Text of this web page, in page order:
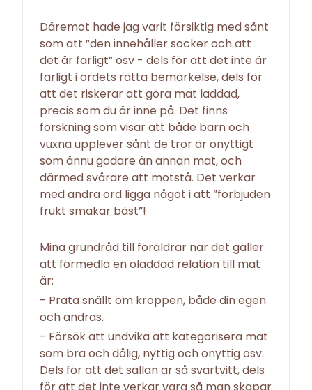
Däremot hade jag varit försiktig med sånt
som att ”den innehåller socker och att
det är farligt” osv - dels för att det inte är
farligt i ordets rätta bemärkelse, dels för
att det riskerar att göra mat laddad,
precis som du är inne på. Det finns
forskning som visar att både barn och
vuxna upplever sånt de tror är onyttigt
som ännu godare än annan mat, och
därmed svårare att motstå. Det verkar
med andra ord ligga något i att ”förbjuden
frukt smakar bäst”!
Mina grundråd till föräldrar när det gäller
att förmedla en oladdad relation till mat
är:
- Prata snällt om kroppen, både din egen
och andras.
- Försök att undvika att kategorisera mat
som bra och dålig, nyttig och onyttig osv.
Dels för att det sällan är så svartvitt, dels